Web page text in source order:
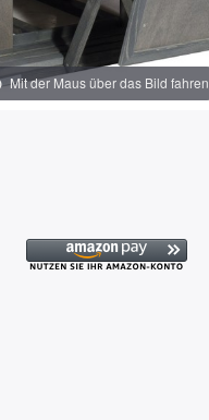
Mit der Maus über das Bild fahren